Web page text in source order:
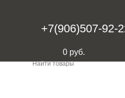
+7(906)507-92-
Ваш заказ:0 руб.